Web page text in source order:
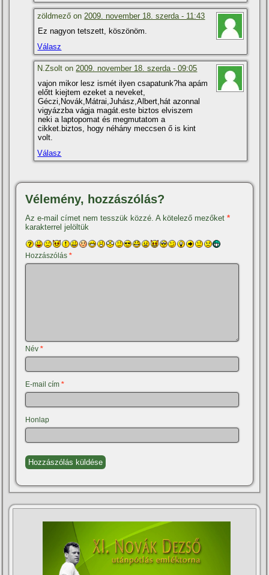
zöldmező on2009. november 18. szerda - 11:43
Ez nagyon tetszett, köszönöm.
Válasz
N.Zsolt on2009. november 18. szerda - 09:05
vajon mikor lesz ismét ilyen csapatunk?ha apám
előtt kiejtem ezeket a neveket,
Géczi,Novák,Mátrai,Juhász,Albert,hát azonnal
vigyázzba vágja magát.este biztos elviszem
neki a laptopomat és megmutatom a
cikket.biztos, hogy néhány meccsen ő is kint
volt.
Válasz
Vélemény, hozzászólás?
Az e-mail címet nem tesszük közzé. A kötelező mezőket*
karakterrel jelöltük
Hozzászólás*
Név*
E-mail cím*
Honlap